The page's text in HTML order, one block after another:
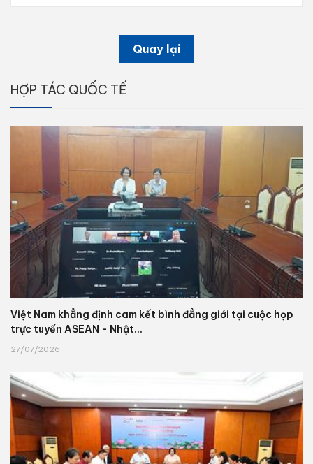
Quay lại
HỢP TÁC QUỐC TẾ
Việt Nam khẳng định cam kết bình đẳng giới tại cuộc họp
trực tuyến ASEAN - Nhật...
27/07/2026